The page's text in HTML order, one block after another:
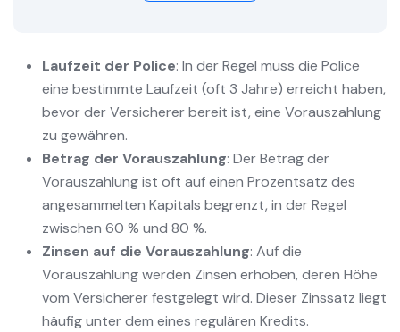
Laufzeit der Police: In der Regel muss die Police
eine bestimmte Laufzeit (oft 3 Jahre) erreicht haben,
bevor der Versicherer bereit ist, eine Vorauszahlung
zu gewähren.
Betrag der Vorauszahlung: Der Betrag der
Vorauszahlung ist oft auf einen Prozentsatz des
angesammelten Kapitals begrenzt, in der Regel
zwischen 60 % und 80 %.
Zinsen auf die Vorauszahlung: Auf die
Vorauszahlung werden Zinsen erhoben, deren Höhe
vom Versicherer festgelegt wird. Dieser Zinssatz liegt
häufig unter dem eines regulären Kredits.